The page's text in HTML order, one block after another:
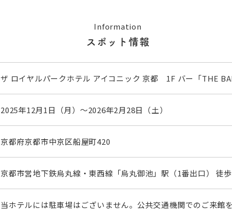
Information
スポット情報
ザ ロイヤルパークホテル アイコニック 京都 1F バー「THE
2025年12月1日（月）～2026年2月28日（土）
京都府京都市中京区船屋町420
京都市営地下鉄烏丸線・東西線「烏丸御池」駅（1番出口） 徒
当ホテルには駐車場はございません。公共交通機関でのご来館